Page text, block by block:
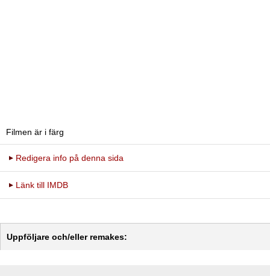
Filmen är i färg
Redigera info på denna sida
Länk till IMDB
Uppföljare och/eller remakes: